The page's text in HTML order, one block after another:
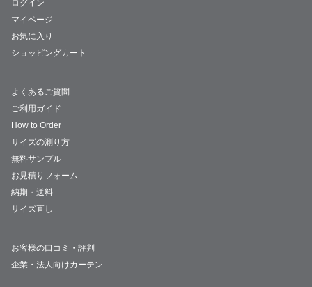
ログイン
マイページ
お気に入り
ショッピングカート
よくあるご質問
ご利用ガイド
How to Order
サイズの測り方
無料サンプル
お見積りフォーム
納期・送料
サイズ直し
お客様の口コミ・評判
企業・法人向けカーテン